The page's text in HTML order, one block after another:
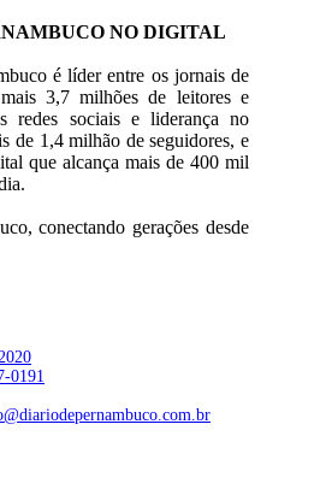
NO DIGITAL
é líder entre os jornais de
3,7 milhões de leitores e
redes sociais e liderança no
de 1,4 milhão de seguidores, e
que alcança mais de 400 mil
conectando gerações desde
0191